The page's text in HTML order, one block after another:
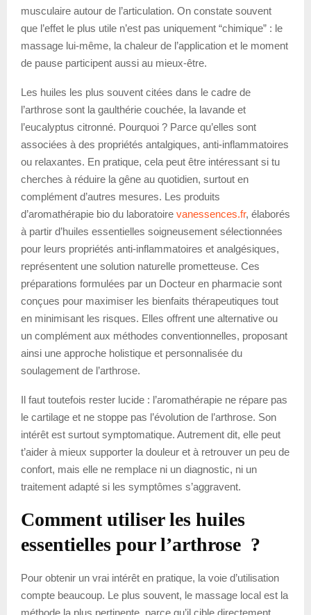
musculaire autour de l’articulation. On constate souvent
que l’effet le plus utile n’est pas uniquement “chimique” : le
massage lui-même, la chaleur de l’application et le moment
de pause participent aussi au mieux-être.
Les huiles les plus souvent citées dans le cadre de
l’arthrose sont la gaulthérie couchée, la lavande et
l’eucalyptus citronné. Pourquoi ? Parce qu’elles sont
associées à des propriétés antalgiques, anti-inflammatoires
ou relaxantes. En pratique, cela peut être intéressant si tu
cherches à réduire la gêne au quotidien, surtout en
complément d’autres mesures. Les produits
d’aromathérapie bio du laboratoire vanessences.fr, élaborés
à partir d’huiles essentielles soigneusement sélectionnées
pour leurs propriétés anti-inflammatoires et analgésiques,
représentent une solution naturelle prometteuse. Ces
préparations formulées par un Docteur en pharmacie sont
conçues pour maximiser les bienfaits thérapeutiques tout
en minimisant les risques. Elles offrent une alternative ou
un complément aux méthodes conventionnelles, proposant
ainsi une approche holistique et personnalisée du
soulagement de l’arthrose.
Il faut toutefois rester lucide : l’aromathérapie ne répare pas
le cartilage et ne stoppe pas l’évolution de l’arthrose. Son
intérêt est surtout symptomatique. Autrement dit, elle peut
t’aider à mieux supporter la douleur et à retrouver un peu de
confort, mais elle ne remplace ni un diagnostic, ni un
traitement adapté si les symptômes s’aggravent.
Comment utiliser les huiles
essentielles pour l’arthrose ?
Pour obtenir un vrai intérêt en pratique, la voie d’utilisation
compte beaucoup. Le plus souvent, le massage local est la
méthode la plus pertinente, parce qu’il cible directement